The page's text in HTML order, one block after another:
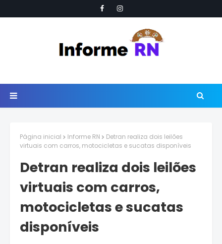
Página inicial Informe RN
Detran realiza dois leilões
virtuais com carros, motocicletas e sucatas disponíveis
Detran realiza dois leilões
virtuais com carros,
motocicletas e sucatas
disponíveis